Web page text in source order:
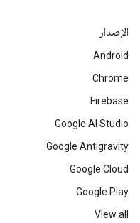
الإصدار
Android
Chrome
Firebase
Google AI Studio
Google Antigravity
Google Cloud
Google Play
View all